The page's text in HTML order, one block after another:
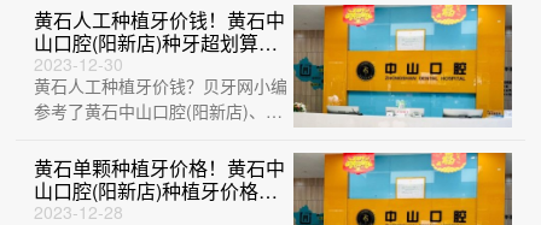
店)、黄···
黄石人工种植牙价钱！黄石中
山口腔(阳新店)种牙超划算，
国产康盛种植牙价格：3928
元起/颗！
2023-12-30
黄石人工种植牙价钱？贝牙网小编
参考了黄石中山口腔(阳新店)、湖
石中山···
黄石单颗种植牙价格！黄石中
山口腔(阳新店)种植牙价格表
更新，瑞士锆钛锆合金种植
2023-12-28